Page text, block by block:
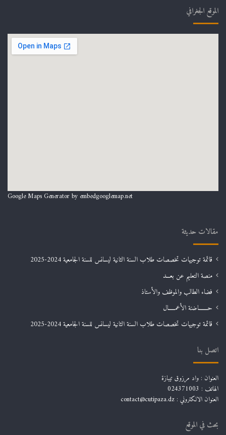
الموقع الجغرافي
Google Maps Generator by embedgooglemap.net
مقالات حديثة
قائمة توجيهات تخصصات طلاب السنة الثانية ليسانس للسنة الجامعية 2024-2025
منصة التعليم عن بعـــد
فضاء الطالب والموظف والأستاذ
حـــــــاضنة الأعمـــــال
قائمة توجيهات تخصصات طلاب السنة الثانية ليسانس للسنة الجامعية 2024-2025
اتصل بنا
العنوان : واد مرزوق تيبازة
الهاتف : 024371003
العنوان الالكتروني : contact@cutipaza.dz
بحث في الموقع